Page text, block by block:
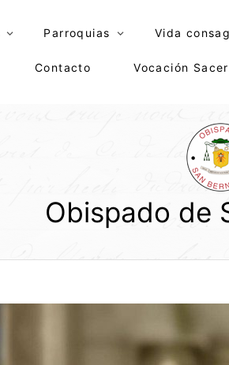
Parroquias Vida
Contacto Vocación
Obispado de